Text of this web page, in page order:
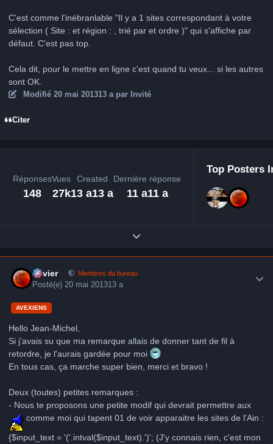
C'est comme l'inébranlable "Il y a 1 sites correspondant à votre
sélection ( Site : et région : , trié par et ordre )" qui s'affiche par
défaut. C'est pas top.
Cela dit, pour le mettre en ligne c'est quand tu veux... si les autres
sont OK.
Modifié 20 mai 201313 apar Invité
Citer
Réponses
148
Vues
27k
Created
13 a13 a
Dernière réponse
11 a11 a
Top Posters
Expand topic overview
Xavier Membres du bureau
Posté(e) 20 mai 201313 a
AVEXIENS
Hello Jean-Michel,
Si j'avais su que ma remarque allais de donner tant de fil à
retordre, je l'aurais gardée pour moi
En tous cas, ça marche super bien, merci et bravo !
Deux (toutes) petites remarques :
- Nous te proposons une petite modif qui devrait permettre aux
comme moi qui tapent 01 de voir apparaitre les sites de l'Ain :
{$input_text = '('.intval($input_text).')'; (J'y connais rien, c'est mon